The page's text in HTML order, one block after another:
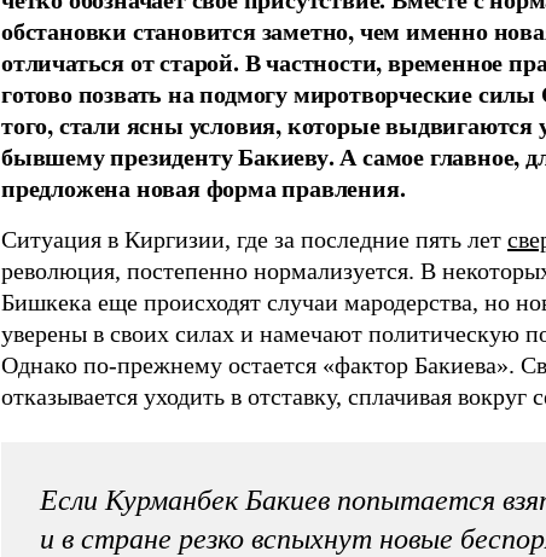
обстановки становится заметно, чем именно
отличаться от старой. В частности, временное
готово позвать на подмогу миротворческие
того, стали ясны условия, которые выдвигаются
бывшему президенту Бакиеву. А самое главное,
предложена новая форма правления.
Ситуация в Киргизии, где за последние пять лет
революция, постепенно нормализуется. В
Бишкека еще происходят случаи мародерства, но
уверены в своих силах и намечают политическую
Однако по-прежнему остается «фактор Бакиева».
отказывается уходить в отставку, сплачивая вокруг
Если Курманбек Бакиев попытается
и в стране резко вспыхнут новые